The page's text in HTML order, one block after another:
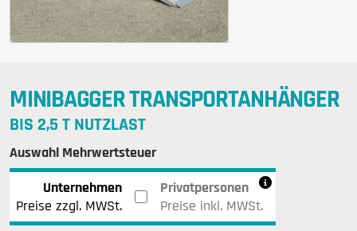
MINIBAGGER TRANSPORTANHÄNGER
BIS 2,5 T NUTZLAST
Auswahl Mehrwertsteuer
Unternehmen
Preise zzgl. MWSt.
Privatpersonen
Preise inkl. MWSt.